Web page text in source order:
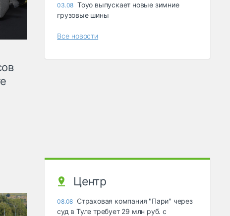
03.08 Toyo выпускает новые зимние
грузовые шины
Все новости
Центр
08.08 Страховая компания "Пари" через
суд в Туле требует 29 млн руб. с